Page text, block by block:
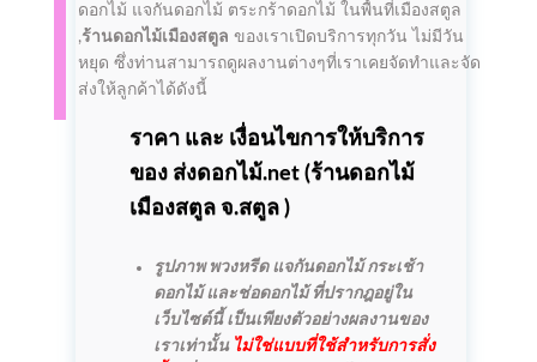
ดอกไม้ แจกันดอกไม้ ตระกร้าดอกไม้ ในพื้นที่เมืองสตูล
,ร้านดอกไม้เมืองสตูล ของเราเปิดบริการทุกวัน ไม่มีวัน
หยุด ซึ่งท่านสามารถดูผลงานต่างๆที่เราเคยจัดทำและจัด
ส่งให้ลูกค้าได้ดังนี้
ราคา และ เงื่อนไขการให้บริการ
ของ ส่งดอกไม้.net (ร้านดอกไม้
เมืองสตูล จ.สตูล )
รูปภาพ พวงหรีด แจกันดอกไม้ กระเช้า
ดอกไม้ และช่อดอกไม้ ที่ปรากฎอยู่ใน
เว็บไซต์นี้ เป็นเพียงตัวอย่างผลงานของ
เราเท่านั้น ไม่ใช่แบบที่ใช้สำหรับการสั่ง